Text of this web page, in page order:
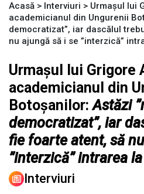
Acasă > Interviuri > Urmașul lui
academicianul din Ungurenii
democratizat”, iar dascălul
nu ajungă să i se ”interzică”
Urmașul lui Grigore
academicianul din
Botoșanilor:Astăzi
democratizat”, iar
fie foarte atent, să
”interzică” intrarea
Interviuri